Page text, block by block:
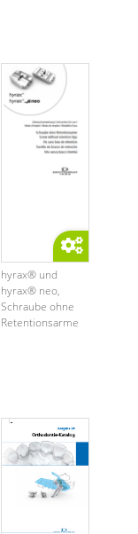
hyrax® und
hyrax® neo,
Schraube ohne
Retentionsarme